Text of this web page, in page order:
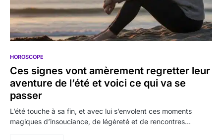
HOROSCOPE
Ces signes vont amèrement regretter leur
aventure de l’été et voici ce qui va se
passer
L’été touche à sa fin, et avec lui s’envolent ces moments
magiques d’insouciance, de légèreté et de rencontres…